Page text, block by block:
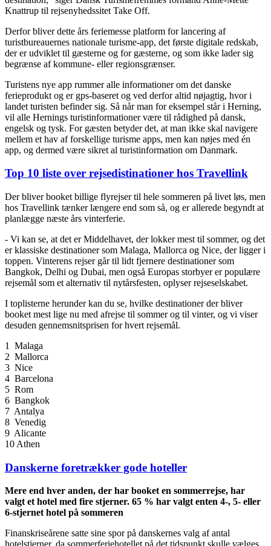
Knattrup til rejsenyhedssitet Take Off.
Derfor bliver dette års feriemesse platform for lancering af
turistbureauernes nationale turisme-app, det første digitale redskab,
der er udviklet til gæsterne og for gæsterne, og som ikke lader sig
begrænse af kommune- eller regionsgrænser.
Turistens nye app rummer alle informationer om det danske
ferieprodukt og er gps-baseret og ved derfor altid nøjagtig, hvor i
landet turisten befinder sig. Så når man for eksempel står i Herning,
vil alle Hernings turistinformationer være til rådighed på dansk,
engelsk og tysk. For gæsten betyder det, at man ikke skal navigere
mellem et hav af forskellige turisme apps, men kan nøjes med én
app, og dermed være sikret al turistinformation om Danmark.
Top 10 liste over rejsedistinationer hos Travellink
Der bliver booket billige flyrejser til hele sommeren på livet løs, men
hos Travellink tænker længere end som så, og er allerede begyndt at
planlægge næste års vinterferie.
- Vi kan se, at det er Middelhavet, der lokker mest til sommer, og det
er klassiske destinationer som Malaga, Mallorca og Nice, der ligger i
toppen. Vinterens rejser går til lidt fjernere destinationer som
Bangkok, Delhi og Dubai, men også Europas storbyer er populære
rejsemål som et alternativ til nytårsfesten, oplyser rejseselskabet.
I toplisterne herunder kan du se, hvilke destinationer der bliver
booket mest lige nu med afrejse til sommer og til vinter, og vi viser
desuden gennemsnitsprisen for hvert rejsemål.
1 Malaga
2 Mallorca
3 Nice
4 Barcelona
5 Rom
6 Bangkok
7 Antalya
8 Venedig
9 Alicante
10 Athen
Danskerne foretrækker gode hoteller
Mere end hver anden, der har booket en sommerrejse, har
valgt et hotel med fire stjerner. 65 % har valgt enten 4-, 5- eller
6-stjernet hotel på sommeren
Finanskriseårene satte sine spor på danskernes valg af antal